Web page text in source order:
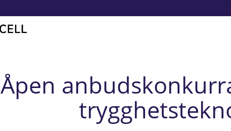
Åpen